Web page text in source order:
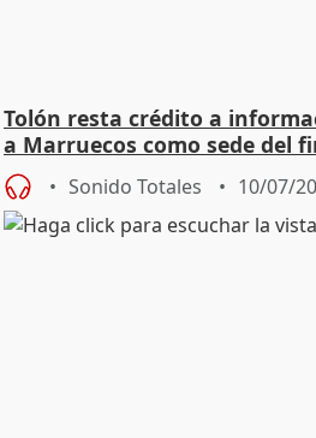
Tolón resta crédito a
a Marruecos como sede del
Sonido Totales 10/07/